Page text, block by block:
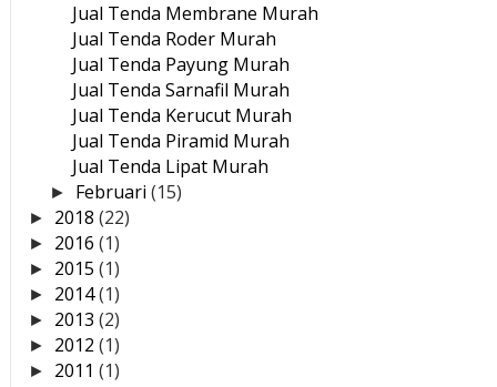
Jual Tenda Membrane Murah
Jual Tenda Roder Murah
Jual Tenda Payung Murah
Jual Tenda Sarnafil Murah
Jual Tenda Kerucut Murah
Jual Tenda Piramid Murah
Jual Tenda Lipat Murah
► Februari(15)
► 2018 (22)
► 2016 (1)
► 2015 (1)
► 2014(1)
► 2013 (2)
► 2012 (1)
► 2011 (1)